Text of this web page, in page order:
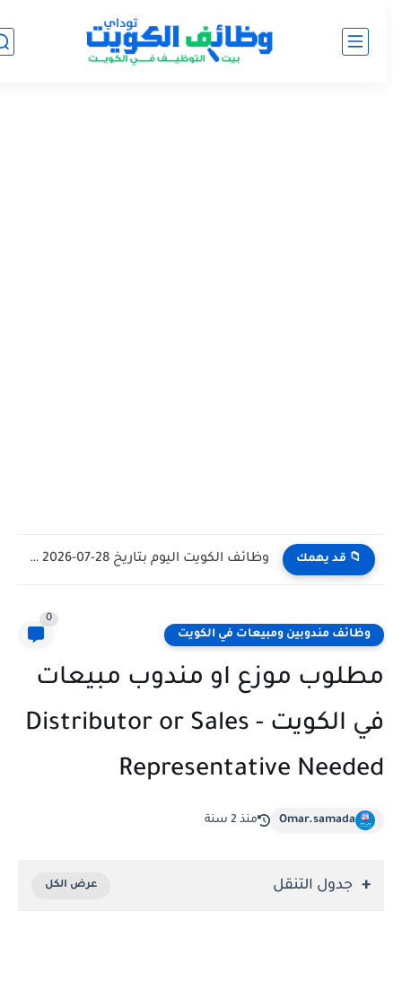
📁 قد يهمك وظائف الكويت اليوم بتاريخ 28-07-2026 للأجانب والمواطنين في مختلف التخصصات
وظائف مندوبين ومبيعات في الكويت
مطلوب موزع او مندوب مبيعات
في الكويت - Distributor or Sales
Representative Needed
Omar.samada منذ 2 سنة
جدول التنقل